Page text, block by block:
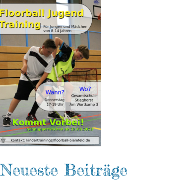
Neueste Beiträge